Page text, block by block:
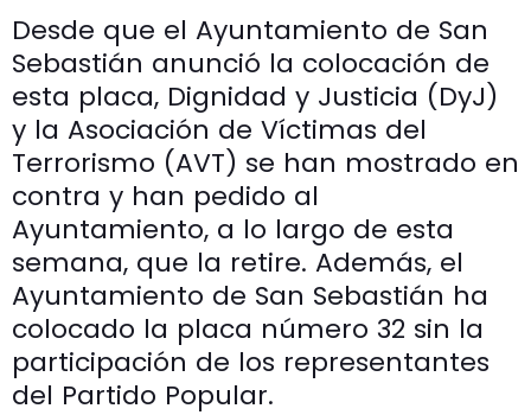
Desde que el Ayuntamiento de San
Sebastián anunció la colocación de
esta placa, Dignidad y Justicia (DyJ)
y la Asociación de Víctimas del
Terrorismo (AVT) se han mostrado en
contra y han pedido al
Ayuntamiento, a lo largo de esta
semana, que la retire. Además, el
Ayuntamiento de San Sebastián ha
colocado la placa número 32 sin la
participación de los representantes
del Partido Popular.